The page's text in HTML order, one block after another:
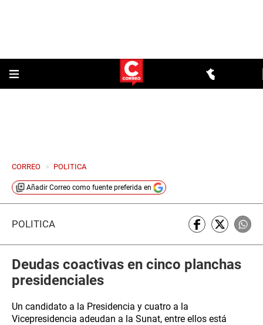
CORREO > POLITICA
Añadir Correo como fuente preferida en
POLÍTICA
Deudas coactivas en cinco planchas
presidenciales
Un candidato a la Presidencia y cuatro a la
Vicepresidencia adeudan a la Sunat, entre ellos está